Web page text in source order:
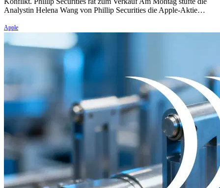
Analystin Helena Wang von Phillip Securities die Apple-Aktie…
Apple